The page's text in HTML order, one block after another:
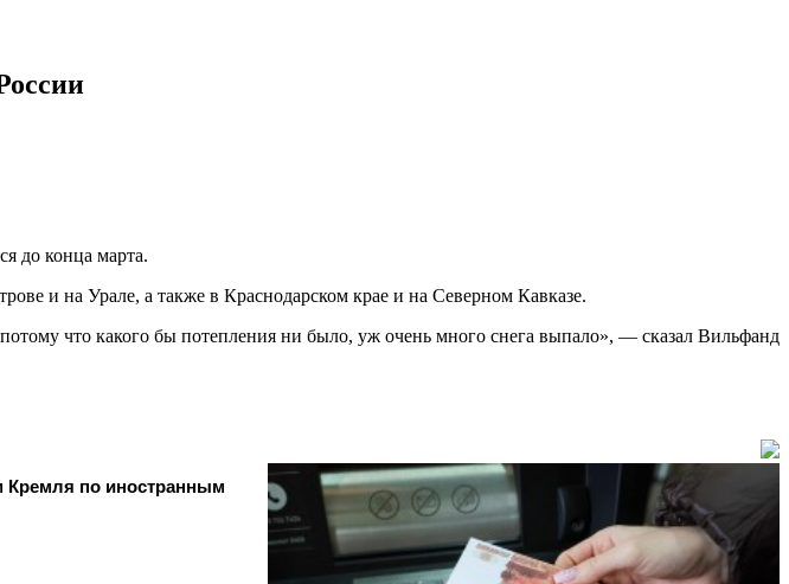
до конца марта.
и на Урале, а также в Краснодарском крае и на Северном Кавказе.
что какого бы потепления ни было, уж очень много снега выпало», — сказал Вильфанд
по иностранным